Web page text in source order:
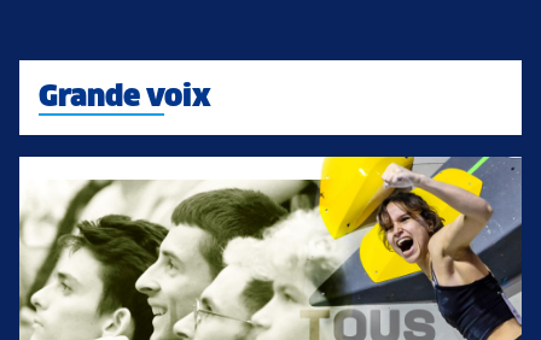
Grande voix